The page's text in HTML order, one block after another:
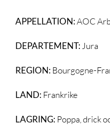
APPELLATION:AOC
DEPARTEMENT:Jura
REGION:Bourgogne-
LAND:Frankrike
LAGRING:Poppa, drick